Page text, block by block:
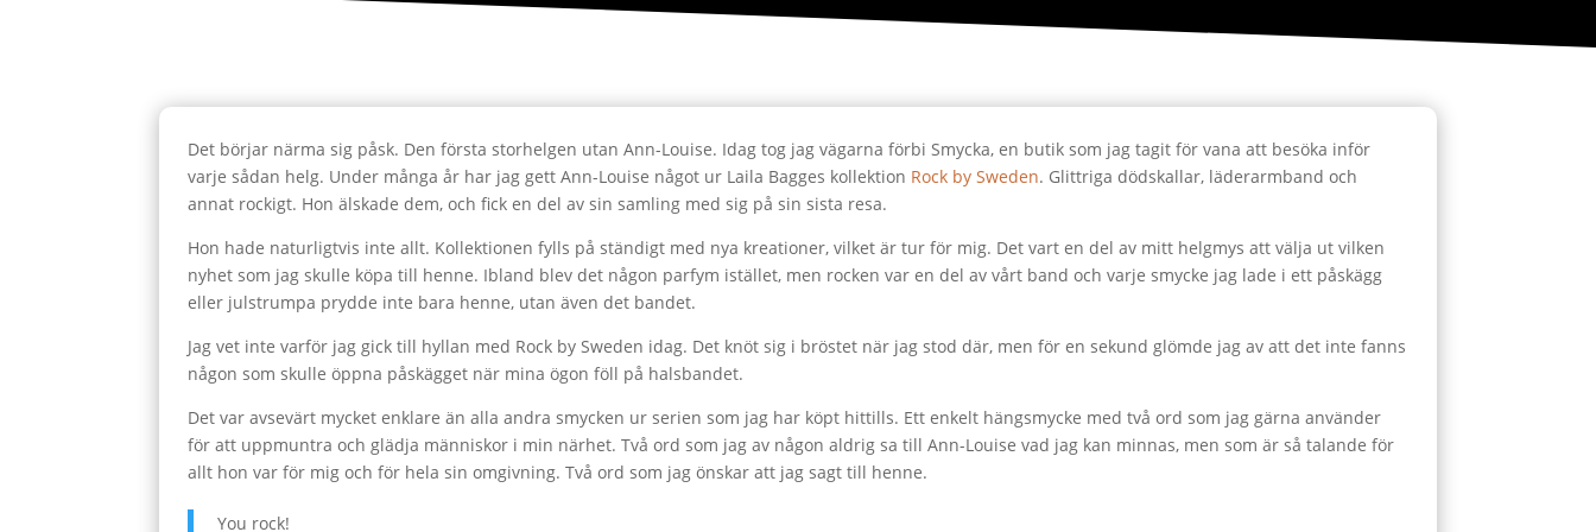
Det börjar närma sig påsk. Den första storhelgen utan Ann-Louise. Idag tog jag vägarna förbi Smycka, en butik som jag tagit för vana att besöka inför
varje sådan helg. Under många år har jag gett Ann-Louise något ur Laila Bagges kollektion Rock by Sweden. Glittriga dödskallar, läderarmband och
annat rockigt. Hon älskade dem, och fick en del av sin samling med sig på sin sista resa.
Hon hade naturligtvis inte allt. Kollektionen fylls på ständigt med nya kreationer, vilket är tur för mig. Det vart en del av mitt helgmys att välja ut vilken
nyhet som jag skulle köpa till henne. Ibland blev det någon parfym istället, men rocken var en del av vårt band och varje smycke jag lade i ett påskägg
eller julstrumpa prydde inte bara henne, utan även det bandet.
Jag vet inte varför jag gick till hyllan med Rock by Sweden idag. Det knöt sig i bröstet när jag stod där, men för en sekund glömde jag av att det inte fanns
någon som skulle öppna påskägget när mina ögon föll på halsbandet.
Det var avsevärt mycket enklare än alla andra smycken ur serien som jag har köpt hittills. Ett enkelt hängsmycke med två ord som jag gärna använder
för att uppmuntra och glädja människor i min närhet. Två ord som jag av någon aldrig sa till Ann-Louise vad jag kan minnas, men som är så talande för
allt hon var för mig och för hela sin omgivning. Två ord som jag önskar att jag sagt till henne.
You rock!